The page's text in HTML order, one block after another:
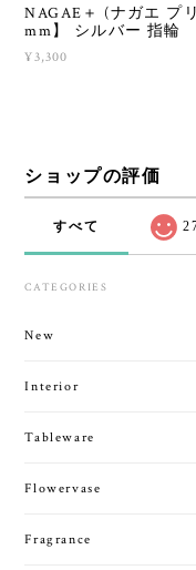
NAGAE＋ (ナガエ プ
mm】 シルバー 指輪
¥3,300
ショップの評価
すべて
CATEGORIES
New
Interior
Tableware
Flowervase
Fragrance